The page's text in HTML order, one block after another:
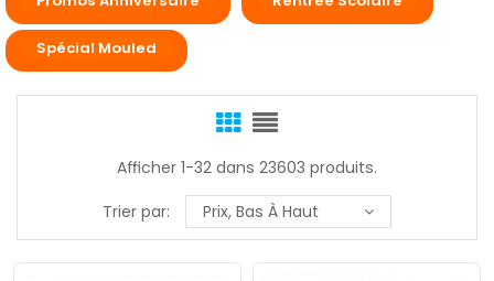
Spécial Mouled
Afficher 1-32 dans 23603 produits.
Trier par:
Prix, Bas À Haut